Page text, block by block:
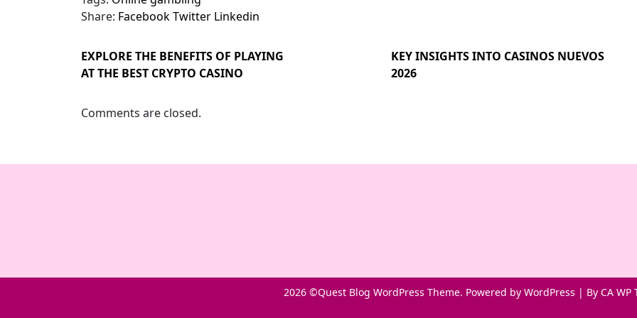
Share: FacebookTwitter Linkedin
EXPLORE THE BENEFITS OF PLAYING
AT THE BEST CRYPTO CASINO
KEY INSIGHTS INTO CASINOS NUEVOS
2026
Comments are closed.
2026 ©Quest Blog WordPress Theme. Powered by WordPress | By CA WP